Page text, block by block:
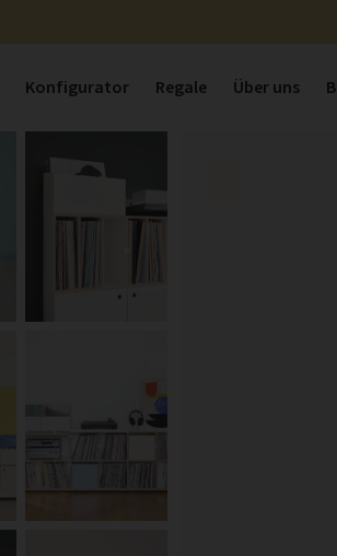
Konfigurator Regale Über uns